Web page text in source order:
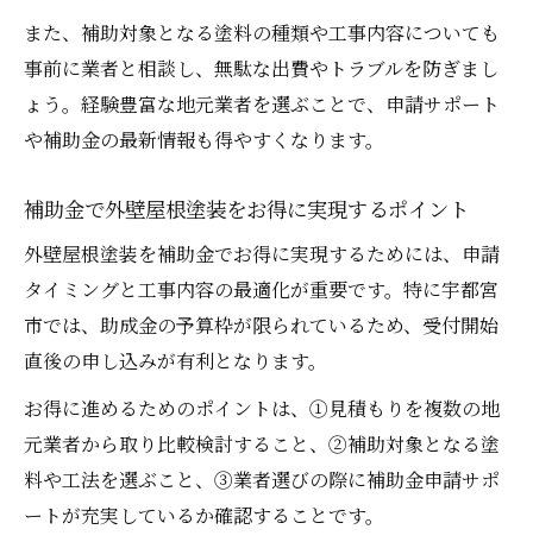
ト
色選びで後悔しない外壁屋根塗装のコツ
外壁屋根塗装で人気の色とその理由を解説
外壁屋根塗装で避けたい色と後悔しない選
外壁屋根塗装での色選び失敗事例と対策法
外壁屋根塗装の色選びで重視すべきポイン
ト
外壁屋根塗装で長持ちする色の選び方とは
また、補助対象となる塗料の種類や工事内容についても
事前に業者と相談し、無駄な出費やトラブルを防ぎまし
ょう。経験豊富な地元業者を選ぶことで、申請サポート
や補助金の最新情報も得やすくなります。
補助金で外壁屋根塗装をお得に実現するポイント
外壁屋根塗装を補助金でお得に実現するためには、申請
タイミングと工事内容の最適化が重要です。特に宇都宮
市では、助成金の予算枠が限られているため、受付開始
直後の申し込みが有利となります。
お得に進めるためのポイントは、①見積もりを複数の地
元業者から取り比較検討すること、②補助対象となる塗
料や工法を選ぶこと、③業者選びの際に補助金申請サポ
ートが充実しているか確認することです。